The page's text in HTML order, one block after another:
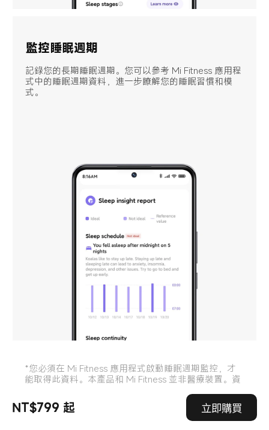
NT$799 起 立即購買
監控睡眠週期
記錄您的長期睡眠週期。您可以參考 Mi Fitness 應用程
式中的睡眠週期資料，進一步瞭解您的睡眠習慣和模
式。
*您必須在 Mi Fitness 應用程式啟動睡眠週期監控，才
能取得此資料。本產品和 Mi Fitness 並非醫療裝置。資